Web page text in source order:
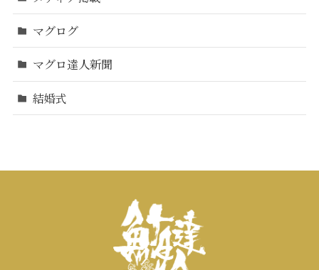
マグログ
マグロ達人新聞
結婚式